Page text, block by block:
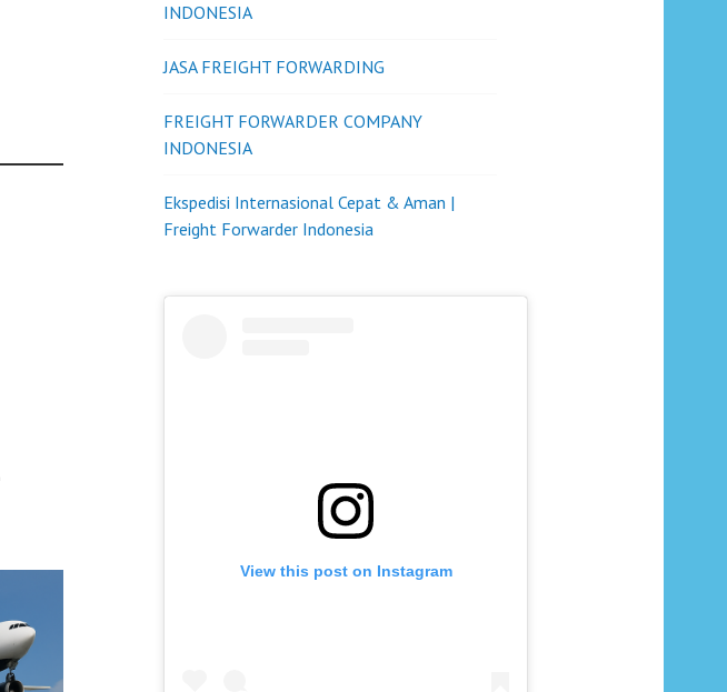
INDONESIA
JASA FREIGHT FORWARDING
FREIGHT FORWARDER COMPANY
INDONESIA
Ekspedisi Internasional Cepat & Aman |
Freight Forwarder Indonesia
View this post on Instagram